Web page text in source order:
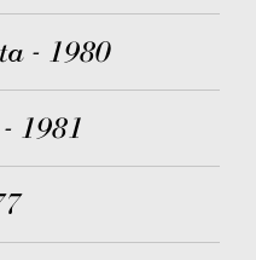
- 1980
1981